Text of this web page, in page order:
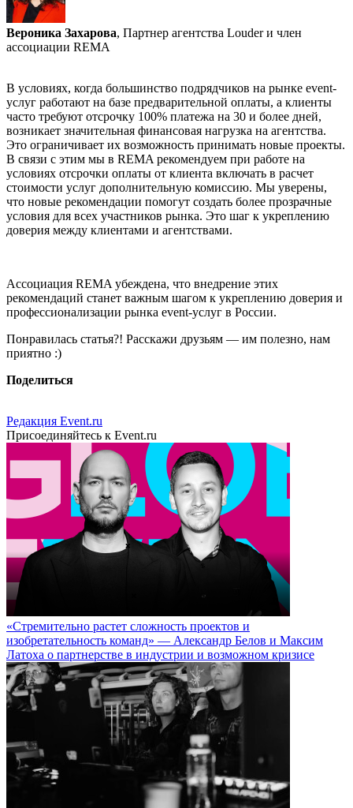
Вероника Захарова, Партнер агентства Louder и член
ассоциации REMA
В условиях, когда большинство подрядчиков на рынке event-
услуг работают на базе предварительной оплаты, а клиенты
часто требуют отсрочку 100% платежа на 30 и более дней,
возникает значительная финансовая нагрузка на агентства.
Это ограничивает их возможность принимать новые проекты.
В связи с этим мы в REMA рекомендуем при работе на
условиях отсрочки оплаты от клиента включать в расчет
стоимости услуг дополнительную комиссию. Мы уверены,
что новые рекомендации помогут создать более прозрачные
условия для всех участников рынка. Это шаг к укреплению
доверия между клиентами и агентствами.
Ассоциация REMA убеждена, что внедрение этих
рекомендаций станет важным шагом к укреплению доверия и
профессионализации рынка event-услуг в России.
Понравилась статья?! Расскажи друзьям — им полезно, нам
приятно :)
Поделиться
Редакция Event.ru
Присоединяйтесь к Event.ru
«Стремительно растет сложность проектов и
изобретательность команд» — Александр Белов и Максим
Латоха о партнерстве в индустрии и возможном кризисе